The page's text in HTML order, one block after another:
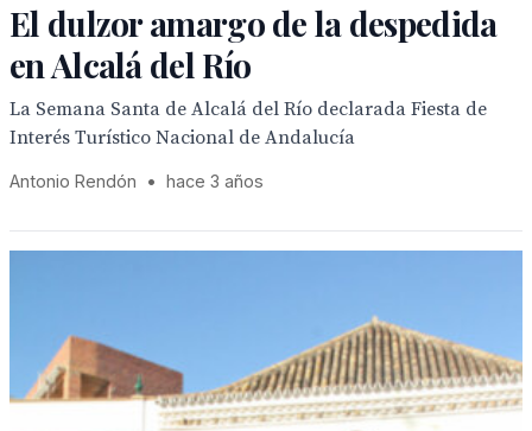
El dulzor amargo de la despedida
en Alcalá del Río
La Semana Santa de Alcalá del Río declarada Fiesta de
Interés Turístico Nacional de Andalucía
Antonio Rendón • hace 3 años